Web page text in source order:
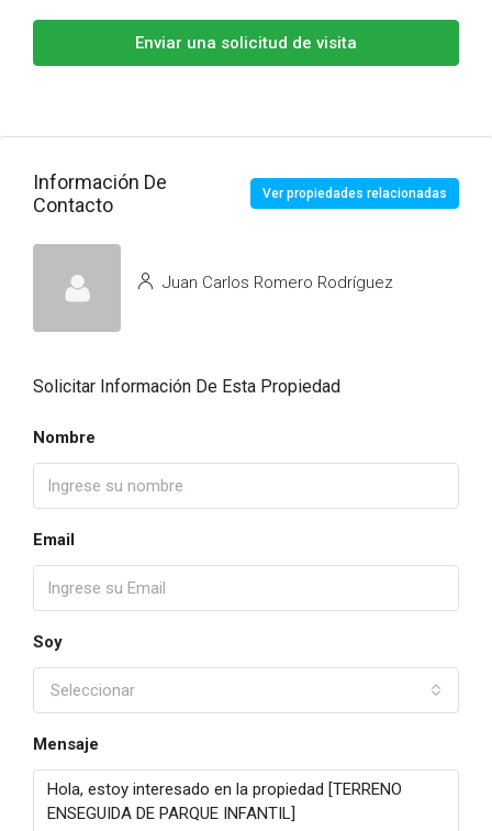
Enviar una solicitud de visita
Información De
Contacto
Ver propiedades relacionadas
Juan Carlos Romero Rodríguez
Solicitar Información De Esta Propiedad
Nombre
Email
Soy
Seleccionar
Mensaje